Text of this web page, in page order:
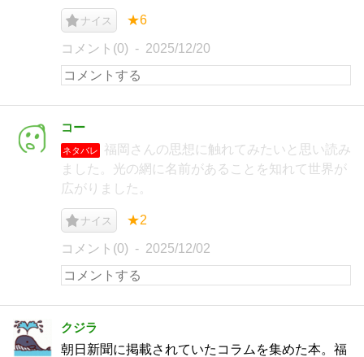
ナイス ★6
コメント(0) 2025/12/20
コー
ネタバレ
福岡さんの思想に触れてみたいと思い読み
ました。光の網に名前があることを知れて世界が
広がりました。
ナイス ★2
コメント(0) 2025/12/02
クジラ
朝日新聞に掲載されていたコラムを集めた本。福